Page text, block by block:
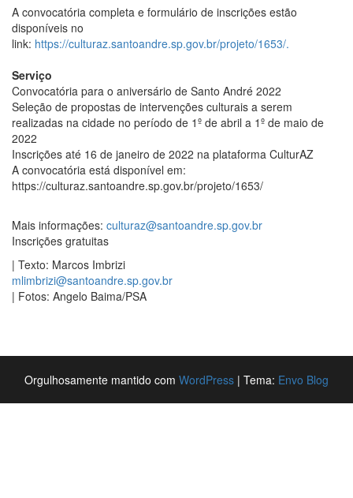
A convocatória completa e formulário de inscrições estão
disponíveis no
link: https://culturaz.santoandre.sp.gov.br/projeto/1653/.
Serviço
Convocatória para o aniversário de Santo André 2022
Seleção de propostas de intervenções culturais a serem
realizadas na cidade no período de 1º de abril a 1º de maio de
2022
Inscrições até 16 de janeiro de 2022 na plataforma CulturAZ
A convocatória está disponível em:
https://culturaz.santoandre.sp.gov.br/projeto/1653/
Mais informações: culturaz@santoandre.sp.gov.br
Inscrições gratuitas
| Texto: Marcos Imbrizi
mlimbrizi@santoandre.sp.gov.br
| Fotos: Angelo Baima/PSA
Orgulhosamente mantido com WordPress | Tema: Envo Blog